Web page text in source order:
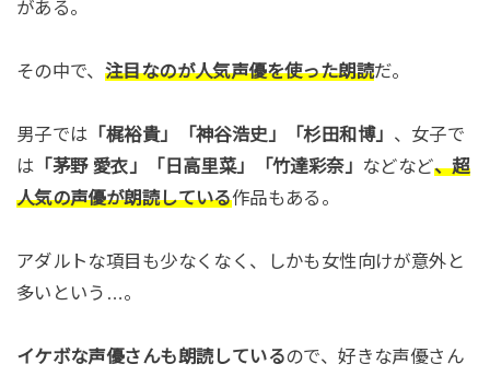
がある。
その中で、 注目なのが人気声優を使った朗読だ。
男子では 「梶裕貴」「神谷浩史」「杉田和博」 、女子で
は 「茅野 愛衣」「日高里菜」「竹達彩奈」 などなど、超
人気の声優が朗読している作品もある。
アダルトな項目も少なくなく、しかも女性向けが意外と
多いという…。
イケボな声優さんも朗読しているので、好きな声優さん